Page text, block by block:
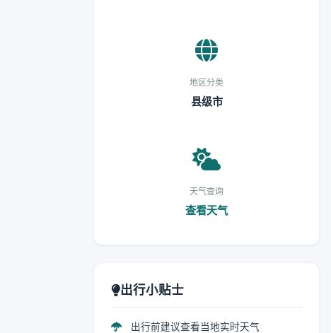
地区分类
县级市
天气查询
查看天气
出行小贴士
出行前建议查看当地实时天气